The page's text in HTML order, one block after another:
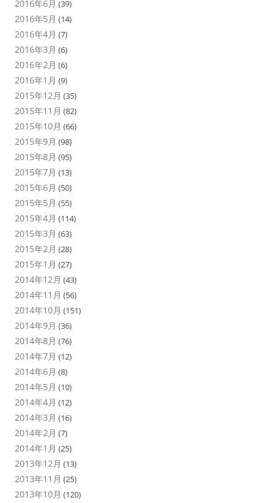
2016年6月 (39)
2016年5月 (14)
2016年4月 (7)
2016年3月 (6)
2016年2月 (6)
2016年1月 (9)
2015年12月 (35)
2015年11月 (82)
2015年10月 (66)
2015年9月 (98)
2015年8月 (95)
2015年7月 (13)
2015年6月 (50)
2015年5月 (55)
2015年4月 (114)
2015年3月 (63)
2015年2月 (28)
2015年1月 (27)
2014年12月 (43)
2014年11月 (56)
2014年10月 (151)
2014年9月 (36)
2014年8月 (76)
2014年7月 (12)
2014年6月 (8)
2014年5月 (10)
2014年4月 (12)
2014年3月 (16)
2014年2月 (7)
2014年1月 (25)
2013年12月 (13)
2013年11月 (25)
2013年10月 (120)